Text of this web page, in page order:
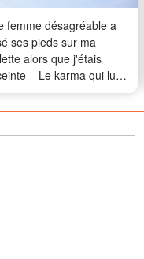
femme désagréable a
ses pieds sur ma
alors que j'étais
– Le karma qui lui
tombé dessus 10
plus tard n'a pas de